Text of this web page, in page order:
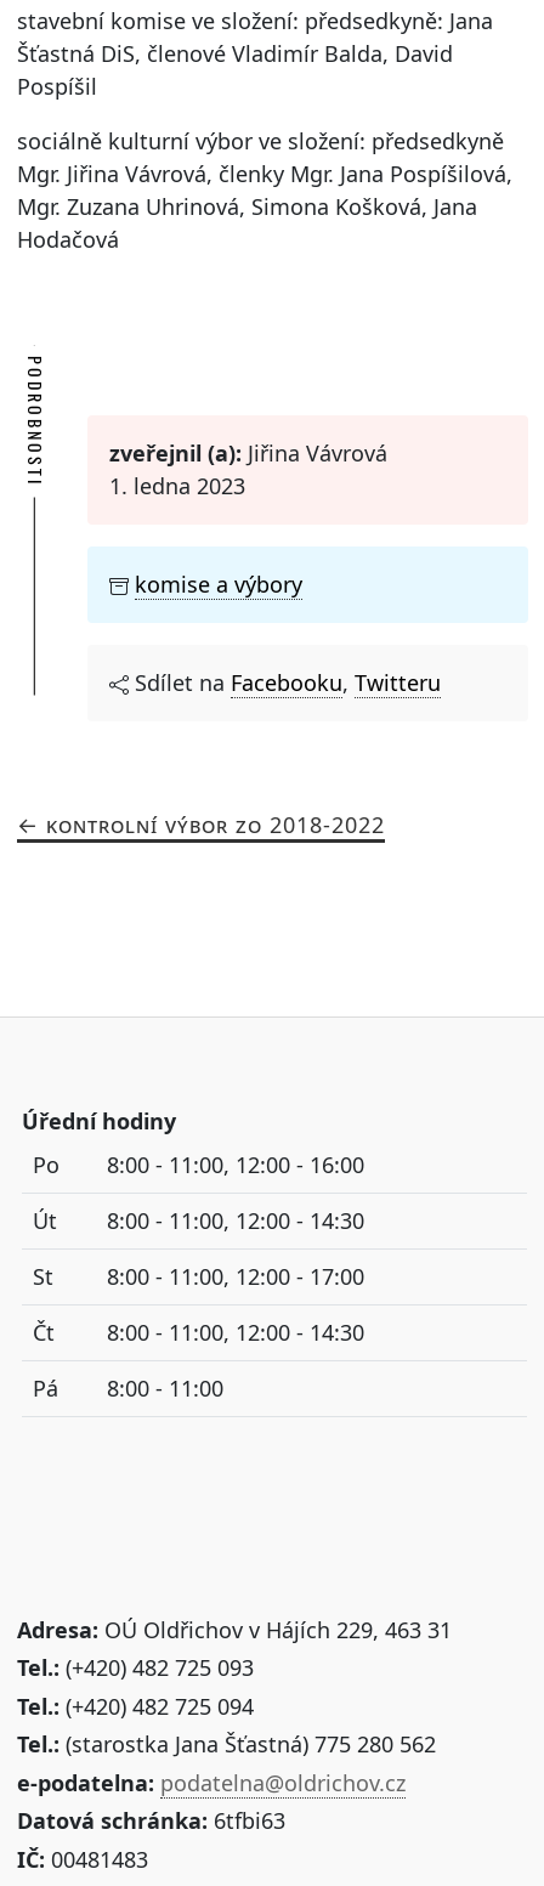
stavební komise ve složení: předsedkyně: Jana
Šťastná DiS, členové Vladimír Balda, David
Pospíšil
sociálně kulturní výbor ve složení: předsedkyně
Mgr. Jiřina Vávrová, členky Mgr. Jana Pospíšilová,
Mgr. Zuzana Uhrinová, Simona Košková, Jana
Hodačová
PODROBNOSTI zveřejnil (a): Jiřina Vávrová
1. ledna 2023
komise a výbory
Sdílet na Facebooku, Twitteru
KONTROLNÍ VÝBOR ZO 2018-2022
Úřední hodiny
Po
8:00 - 11:00, 12:00 - 16:00
Út
8:00 - 11:00, 12:00 - 14:30
St
8:00 - 11:00, 12:00 - 17:00
Čt
8:00 - 11:00, 12:00 - 14:30
Pá
8:00 - 11:00
Adresa: OÚ Oldřichov v Hájích 229, 463 31
Tel.: (+420) 482 725 093
Tel.: (+420) 482 725 094
Tel.: (starostka Jana Šťastná) 775 280 562
e-podatelna: podatelna@oldrichov.cz
Datová schránka: 6tfbi63
IČ: 00481483